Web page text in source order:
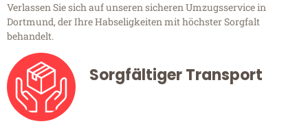
Verlassen Sie sich auf unseren sicheren Umzugsservice in
Dortmund, der Ihre Habseligkeiten mit höchster Sorgfalt
behandelt.
Sorgfältiger Transport